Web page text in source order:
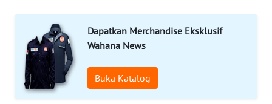
Dapatkan Merchandise Eksklusif
Wahana News
Buka Katalog
WALINKI
ID
MAWAKA
ID